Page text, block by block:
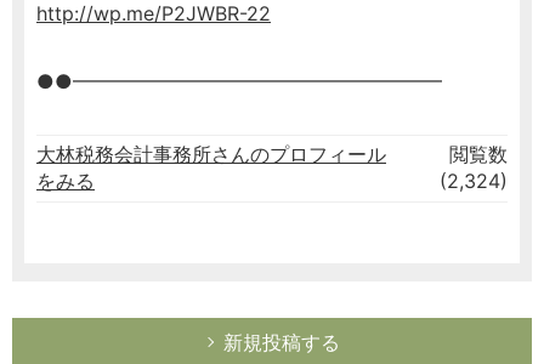
http://wp.me/P2JWBR-22
●●━━━━━━━━━━━━━━━━━━━
大林税務会計事務所さんのプロフィール
をみる
閲覧数
(2,324)
新規投稿する